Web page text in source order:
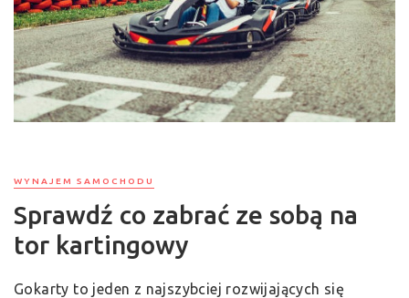
WYNAJEM SAMOCHODU
Sprawdź co zabrać ze sobą na
tor kartingowy
Gokarty to jeden z najszybciej rozwijających się